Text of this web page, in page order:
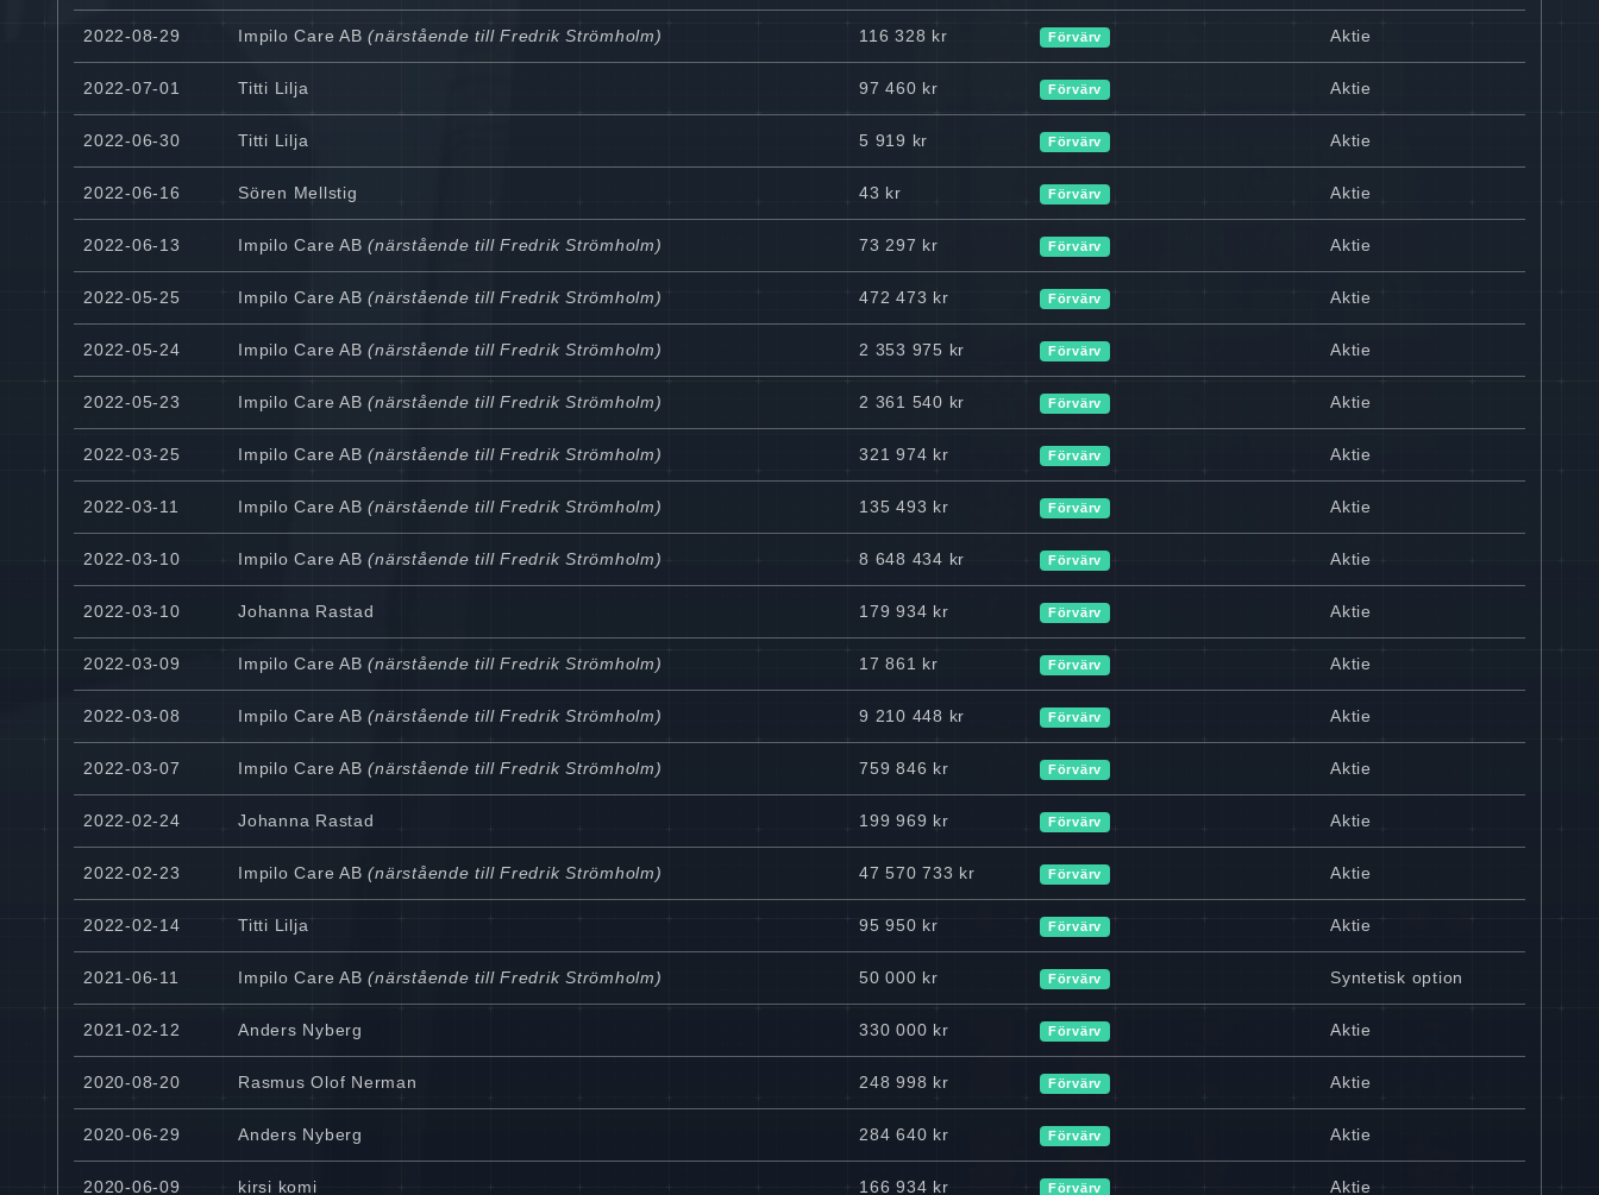
2022-08-29 Impilo Care AB (närstående till Fredrik Strömholm) 116 328 kr Förvärv Aktie
2022-07-01 Titti Lilja 97 460 kr Förvärv Aktie
2022-06-30 Titti Lilja 5 919 kr Förvärv Aktie
2022-06-16 Sören Mellstig 43 kr Förvärv Aktie
2022-06-13 Impilo Care AB (närstående till Fredrik Strömholm) 73 297 kr Förvärv Aktie
2022-05-25 Impilo Care AB (närstående till Fredrik Strömholm) 472 473 kr Förvärv Aktie
2022-05-24 Impilo Care AB (närstående till Fredrik Strömholm) 2 353 975 kr Förvärv Aktie
2022-05-23 Impilo Care AB (närstående till Fredrik Strömholm) 2 361 540 kr Förvärv Aktie
2022-03-25 Impilo Care AB (närstående till Fredrik Strömholm) 321 974 kr Förvärv Aktie
2022-03-11 Impilo Care AB (närstående till Fredrik Strömholm) 135 493 kr Förvärv Aktie
2022-03-10 Impilo Care AB (närstående till Fredrik Strömholm) 8 648 434 kr Förvärv Aktie
2022-03-10 Johanna Rastad 179 934 kr Förvärv Aktie
2022-03-09 Impilo Care AB (närstående till Fredrik Strömholm) 17 861 kr Förvärv Aktie
2022-03-08 Impilo Care AB (närstående till Fredrik Strömholm) 9 210 448 kr Förvärv Aktie
2022-03-07 Impilo Care AB (närstående till Fredrik Strömholm) 759 846 kr Förvärv Aktie
2022-02-24 Johanna Rastad 199 969 kr Förvärv Aktie
2022-02-23 Impilo Care AB (närstående till Fredrik Strömholm) 47 570 733 kr Förvärv Aktie
2022-02-14 Titti Lilja 95 950 kr Förvärv Aktie
2021-06-11 Impilo Care AB (närstående till Fredrik Strömholm) 50 000 kr Förvärv Syntetisk option
2021-02-12 Anders Nyberg 330 000 kr Förvärv Aktie
2020-08-20 Rasmus Olof Nerman 248 998 kr Förvärv Aktie
2020-06-29 Anders Nyberg 284 640 kr Förvärv Aktie
2020-06-09 kirsi komi 166 934 kr Förvärv Aktie